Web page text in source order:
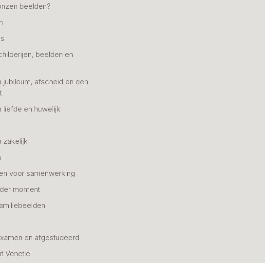
beelden?
beelden en
jubileum, afscheid en een
liefde en huwelijk
zakelijk
voor samenwerking
moment
en afgestudeerd
Venetië